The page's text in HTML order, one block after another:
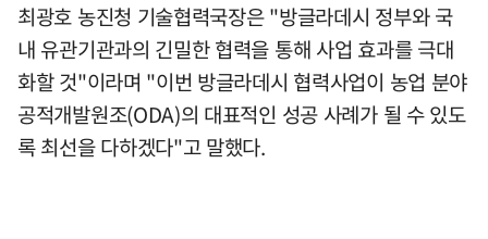
최광호 농진청 기술협력국장은 "방글라데시 정부와 국
내 유관기관과의 긴밀한 협력을 통해 사업 효과를 극대
화할 것"이라며 "이번 방글라데시 협력사업이 농업 분야
공적개발원조(ODA)의 대표적인 성공 사례가 될 수 있도
록 최선을 다하겠다"고 말했다.